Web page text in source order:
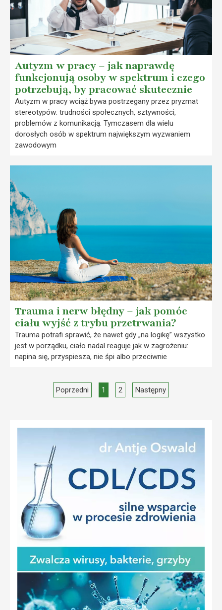
Autyzm w pracy – jak naprawdę
funkcjonują osoby w spektrum i czego
potrzebują, by pracować skutecznie
Autyzm w pracy wciąż bywa postrzegany przez pryzmat
stereotypów: trudności społecznych, sztywności,
problemów z komunikacją. Tymczasem dla wielu
dorosłych osób w spektrum największym wyzwaniem
zawodowym
Trauma i nerw błędny – jak pomóc
ciału wyjść z trybu przetrwania?
Trauma potrafi sprawić, że nawet gdy „na logikę” wszystko
jest w porządku, ciało nadal reaguje jak w zagrożeniu:
napina się, przyspiesza, nie śpi albo przeciwnie
Poprzedni 1 2 Następny